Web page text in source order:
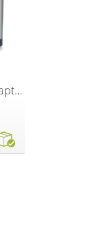
Grainfather Glycol Chiller Adapter Kit